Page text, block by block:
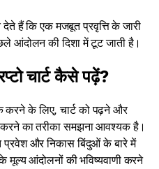
देते हैं कि एक मजबूत प्रवृत्ति के जारी
आंदोलन की दिशा में टूट जाती है।
चार्ट कैसे पढ़ें?
करने के लिए, चार्ट को पढ़ने और
करने का तरीका समझना आवश्यक है।
प्रवेश और निकास बिंदुओं के बारे में
मूल्य आंदोलनों की भविष्यवाणी करने